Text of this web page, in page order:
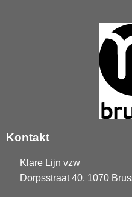
Kontakt
Klare Lijn vzw
Dorpsstraat 40, 1070